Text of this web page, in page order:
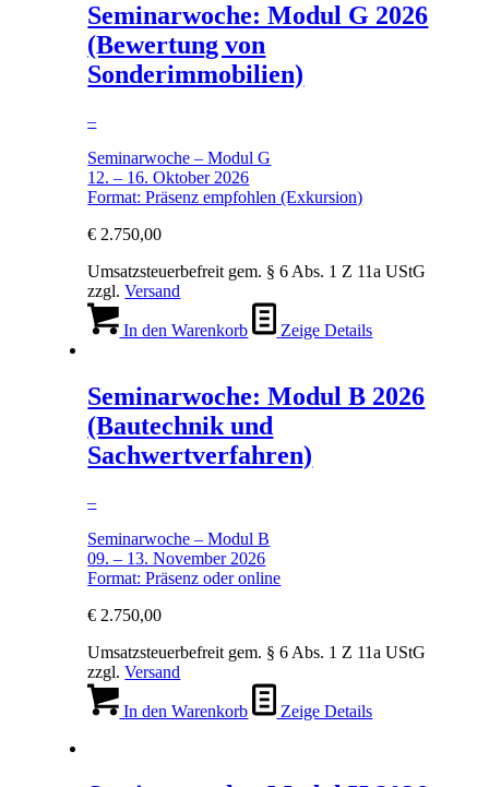
Seminarwoche: Modul G 2026
(Bewertung von
Sonderimmobilien)
–
Seminarwoche – Modul G
12. – 16. Oktober 2026
Format: Präsenz empfohlen (Exkursion)
€ 2.750,00
Umsatzsteuerbefreit gem. § 6 Abs. 1 Z 11a UStG
zzgl.Versand
In den Warenkorb Zeige Details
Seminarwoche: Modul B 2026
(Bautechnik und
Sachwertverfahren)
–
Seminarwoche – Modul B
09. – 13. November 2026
Format: Präsenz oder online
€ 2.750,00
Umsatzsteuerbefreit gem. § 6 Abs. 1 Z 11a UStG
zzgl.Versand
In den Warenkorb Zeige Details